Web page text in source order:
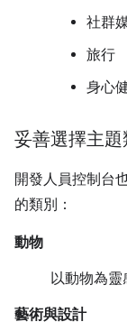
社群
旅行
身心
妥善選擇主題
開發人員控制台
的類別：
動物
以動物為靈
藝術與設計